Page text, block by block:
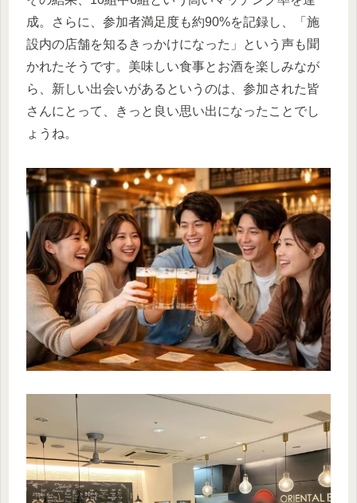
成。さらに、参加者満足度も約90%を記録し、「施
設内の店舗を知るきっかけになった」という声も聞
かれたそうです。美味しい食事とお酒を楽しみなが
ら、新しい出会いがあるというのは、参加された皆
さんにとって、きっと良い思い出になったことでし
ょうね。